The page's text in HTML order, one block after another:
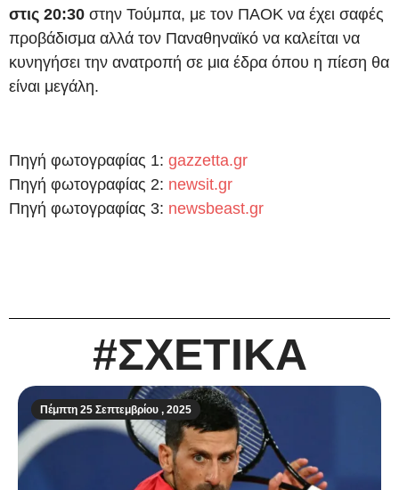
στις 20:30 στην Τούμπα, με τον ΠΑΟΚ να έχει σαφές
προβάδισμα αλλά τον Παναθηναϊκό να καλείται να
κυνηγήσει την ανατροπή σε μια έδρα όπου η πίεση θα
είναι μεγάλη.
Πηγή φωτογραφίας 1: gazzetta.gr
Πηγή φωτογραφίας 2: newsit.gr
Πηγή φωτογραφίας 3: newsbeast.gr
#ΣΧΕΤΙΚΑ
Πέμπτη 25 Σεπτεμβρίου , 2025